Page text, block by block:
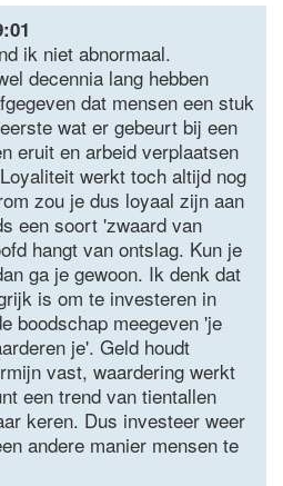
ik niet abnormaal.
decennia lang hebben
dat mensen een stuk
wat er gebeurt bij een
eruit en arbeid verplaatsen
werkt toch altijd nog
zou je dus loyaal zijn aan
een soort 'zwaard van
hangt van ontslag. Kun je
ga je gewoon. Ik denk dat
is om te investeren in
boodschap meegeven 'je
je'. Geld houdt
vast, waardering werkt
een trend van tientallen
keren. Dus investeer weer
andere manier mensen te